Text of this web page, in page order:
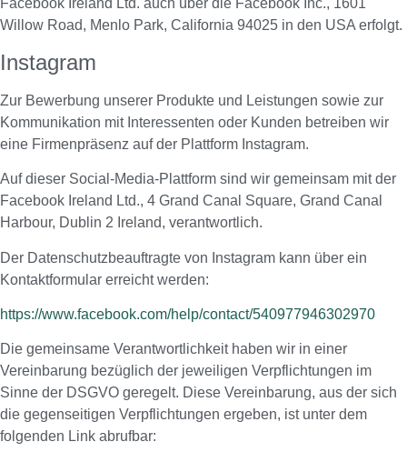
Facebook Ireland Ltd. auch über die Facebook Inc., 1601
Willow Road, Menlo Park, California 94025 in den USA erfolgt.
Instagram
Zur Bewerbung unserer Produkte und Leistungen sowie zur
Kommunikation mit Interessenten oder Kunden betreiben wir
eine Firmenpräsenz auf der Plattform Instagram.
Auf dieser Social-Media-Plattform sind wir gemeinsam mit der
Facebook Ireland Ltd., 4 Grand Canal Square, Grand Canal
Harbour, Dublin 2 Ireland, verantwortlich.
Der Datenschutzbeauftragte von Instagram kann über ein
Kontaktformular erreicht werden:
https://www.facebook.com/help/contact/540977946302970
Die gemeinsame Verantwortlichkeit haben wir in einer
Vereinbarung bezüglich der jeweiligen Verpflichtungen im
Sinne der DSGVO geregelt. Diese Vereinbarung, aus der sich
die gegenseitigen Verpflichtungen ergeben, ist unter dem
folgenden Link abrufbar: